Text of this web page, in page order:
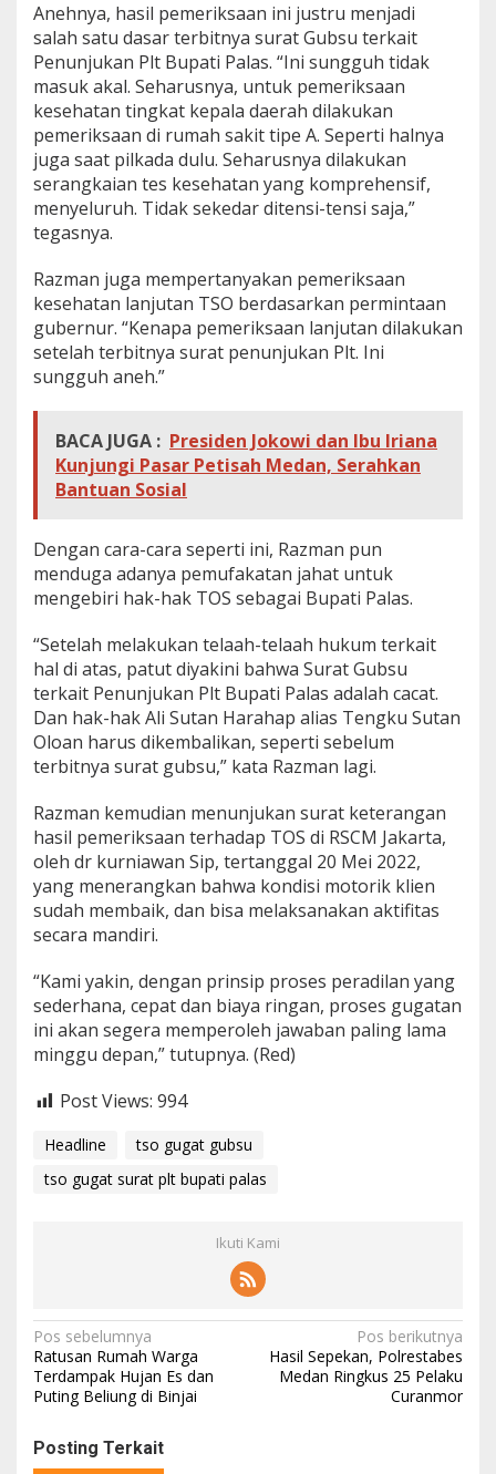
Anehnya, hasil pemeriksaan ini justru menjadi
salah satu dasar terbitnya surat Gubsu terkait
Penunjukan Plt Bupati Palas. “Ini sungguh tidak
masuk akal. Seharusnya, untuk pemeriksaan
kesehatan tingkat kepala daerah dilakukan
pemeriksaan di rumah sakit tipe A. Seperti halnya
juga saat pilkada dulu. Seharusnya dilakukan
serangkaian tes kesehatan yang komprehensif,
menyeluruh. Tidak sekedar ditensi-tensi saja,”
tegasnya.
Razman juga mempertanyakan pemeriksaan
kesehatan lanjutan TSO berdasarkan permintaan
gubernur. “Kenapa pemeriksaan lanjutan dilakukan
setelah terbitnya surat penunjukan Plt. Ini
sungguh aneh.”
BACA JUGA : Presiden Jokowi dan Ibu Iriana
Kunjungi Pasar Petisah Medan, Serahkan
Bantuan Sosial
Dengan cara-cara seperti ini, Razman pun
menduga adanya pemufakatan jahat untuk
mengebiri hak-hak TOS sebagai Bupati Palas.
“Setelah melakukan telaah-telaah hukum terkait
hal di atas, patut diyakini bahwa Surat Gubsu
terkait Penunjukan Plt Bupati Palas adalah cacat.
Dan hak-hak Ali Sutan Harahap alias Tengku Sutan
Oloan harus dikembalikan, seperti sebelum
terbitnya surat gubsu,” kata Razman lagi.
Razman kemudian menunjukan surat keterangan
hasil pemeriksaan terhadap TOS di RSCM Jakarta,
oleh dr kurniawan Sip, tertanggal 20 Mei 2022,
yang menerangkan bahwa kondisi motorik klien
sudah membaik, dan bisa melaksanakan aktifitas
secara mandiri.
“Kami yakin, dengan prinsip proses peradilan yang
sederhana, cepat dan biaya ringan, proses gugatan
ini akan segera memperoleh jawaban paling lama
minggu depan,” tutupnya. (Red)
Post Views: 994
Headline
tso gugat gubsu
tso gugat surat plt bupati palas
Ikuti Kami
Navigasi
pos
Pos sebelumnya
Ratusan Rumah Warga
Terdampak Hujan Es dan
Puting Beliung di Binjai
Pos berikutnya
Hasil Sepekan, Polrestabes
Medan Ringkus 25 Pelaku
Curanmor
Posting Terkait